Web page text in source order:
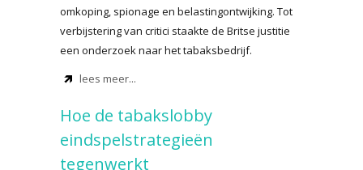
omkoping, spionage en belastingontwijking. Tot
verbijstering van critici staakte de Britse justitie
een onderzoek naar het tabaksbedrijf.
lees meer...
Hoe de tabakslobby
eindspelstrategieën
tegenwerkt